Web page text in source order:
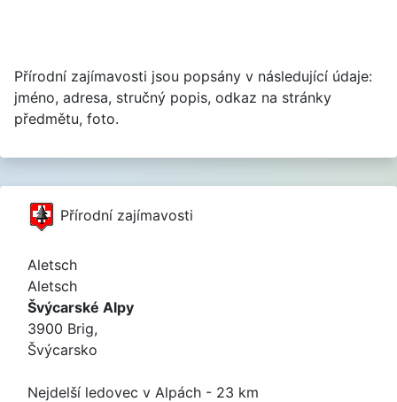
Přírodní zajímavosti jsou popsány v následující údaje:
jméno, adresa, stručný popis, odkaz na stránky
předmětu, foto.
Přírodní zajímavosti
Aletsch
Aletsch
Švýcarské Alpy
3900 Brig,
Švýcarsko
Nejdelší ledovec v Alpách - 23 km